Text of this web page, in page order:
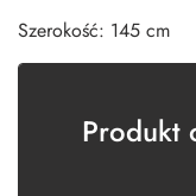
Szerokość: 145 cm
Produkt